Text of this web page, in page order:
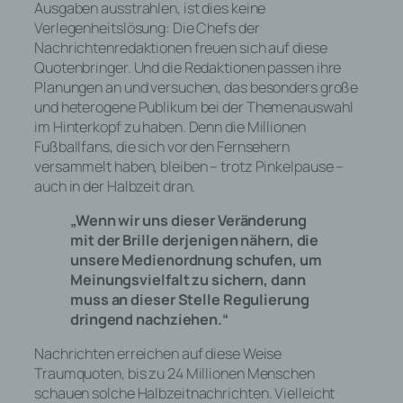
Ausgaben ausstrahlen, ist dies keine
Verlegenheitslösung: Die Chefs der
Nachrichtenredaktionen freuen sich auf diese
Quotenbringer. Und die Redaktionen passen ihre
Planungen an und versuchen, das besonders große
und heterogene Publikum bei der Themenauswahl
im Hinterkopf zu haben. Denn die Millionen
Fußballfans, die sich vor den Fernsehern
versammelt haben, bleiben – trotz Pinkelpause –
auch in der Halbzeit dran.
„Wenn wir uns dieser Veränderung
mit der Brille derjenigen nähern, die
unsere Medienordnung schufen, um
Meinungsvielfalt zu sichern, dann
muss an dieser Stelle Regulierung
dringend nachziehen.“
Nachrichten erreichen auf diese Weise
Traumquoten, bis zu 24 Millionen Menschen
schauen solche Halbzeitnachrichten. Vielleicht